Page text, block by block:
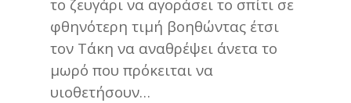
το ζευγάρι να αγοράσει το σπίτι σε
φθηνότερη τιμή βοηθώντας έτσι
τον Τάκη να αναθρέψει άνετα το
μωρό που πρόκειται να
υιοθετήσουν…